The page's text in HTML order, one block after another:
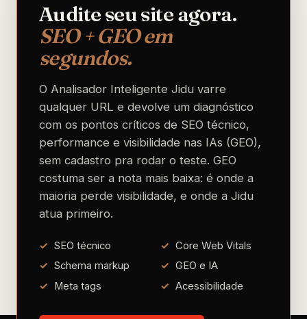
Audite seu site agora.
SEO + GEO em
segundos.
O Analisador Inteligente Jidu varre
qualquer URL e devolve um diagnóstico
com os pontos críticos de SEO técnico,
performance e visibilidade nas IAs (GEO),
sem cadastro pra rodar o teste. GEO
costuma ser a nota mais baixa: é onde a
maioria perde visibilidade, e onde a Jidu
atua primeiro.
SEO técnico
Core Web Vitals
Schema markup
GEO e IA
Meta tags
Acessibilidade